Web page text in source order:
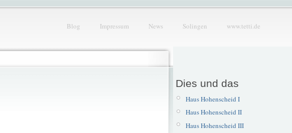
Blog Impressum News Solingen www.tetti.de
Dies und das
Haus Hohenscheid I
Haus Hohenscheid II
Haus Hohenscheid III